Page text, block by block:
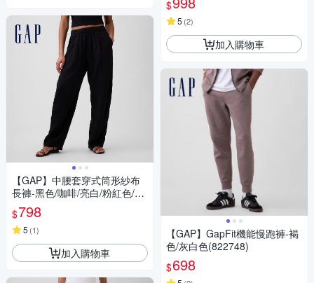
【GAP】中腰套穿式筒形紗布
長褲-黑色/咖啡/亮白/粉紅色/襯
衫藍(874410)
$798
5 (1)
加入購物車
$
5 (2)
加入購物車
【GAP】GapFit機能慢跑褲-褐
色/灰白色(822748)
$698